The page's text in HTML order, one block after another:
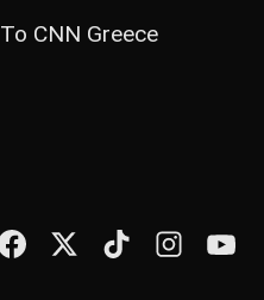
Το CNN Greece